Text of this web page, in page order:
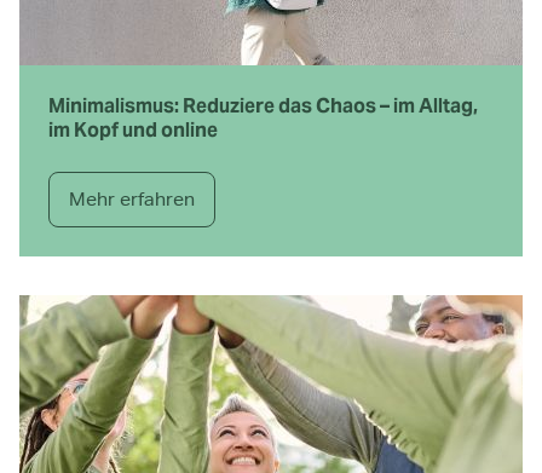
Minimalismus: Reduziere das Chaos – im Alltag,
im Kopf und online
Mehr erfahren